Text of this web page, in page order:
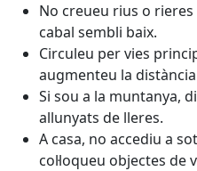
No creueu rius o
cabal sembli baix.
Circuleu per vies
augmenteu la
Si sou a la muntanya,
allunyats de lleres.
A casa, no accediu a
col·loqueu objectes